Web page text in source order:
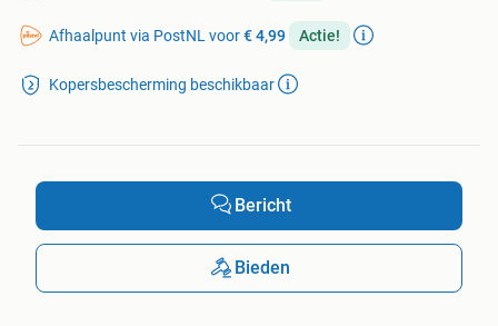
Afhaalpunt via PostNL voor€ 4,99 Actie!
Kopersbescherming beschikbaar
Bericht
Bieden